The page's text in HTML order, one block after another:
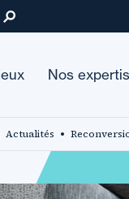
Nos
Actualités